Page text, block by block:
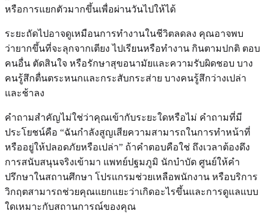
หรือการแยกตัวมากขึ้นเพื่อผ่านวันไปให้ได้
ระยะถัดไปอาจดูเหมือนการทำงานในชีวิตลดลง คุณอาจพบ
ว่ายากขึ้นที่จะลุกจากเตียง ไปเรียนหรือทำงาน กินตามปกติ ตอบ
คนอื่น ตัดสินใจ หรือรักษาสุขอนามัยและความรับผิดชอบ บาง
คนรู้สึกตื่นตระหนกและกระสับกระส่าย บางคนรู้สึกว่างเปล่า
และช้าลง
คำถามสำคัญไม่ใช่ว่าคุณเข้ากับระยะใดหรือไม่ คำถามที่มี
ประโยชน์คือ “ฉันกำลังสูญเสียความสามารถในการทำหน้าที่
หรืออยู่ให้ปลอดภัยหรือเปล่า” ถ้าคำตอบคือใช่ ถึงเวลาต้องดึง
การสนับสนุนจริงเข้ามา แพทย์ปฐมภูมิ นักบำบัด ศูนย์ให้คำ
ปรึกษาในสถานศึกษา โปรแกรมช่วยเหลือพนักงาน หรือบริการ
วิกฤตสามารถช่วยคุณแยกแยะว่าเกิดอะไรขึ้นและการดูแลแบบ
ใดเหมาะกับสถานการณ์ของคุณ